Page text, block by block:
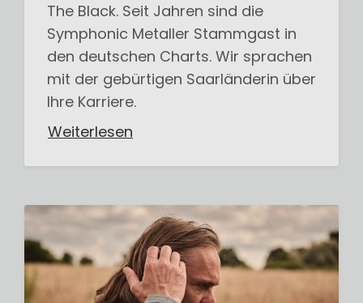
The Black. Seit Jahren sind die
Symphonic Metaller Stammgast in
den deutschen Charts. Wir sprachen
mit der gebürtigen Saarländerin über
Ihre Karriere.
Weiterlesen